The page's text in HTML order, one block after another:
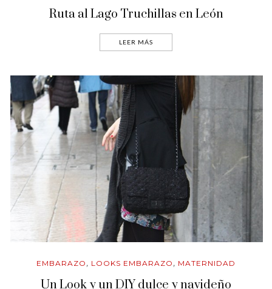
Ruta al Lago Truchillas en León
LEER MÁS
EMBARAZO , LOOKS EMBARAZO , MATERNIDAD
Un Look y un DIY dulce y navideño